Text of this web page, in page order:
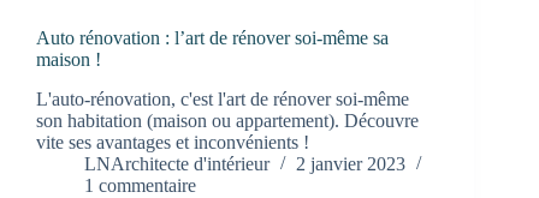
Auto rénovation : l’art de rénover soi-même sa
maison !
L'auto-rénovation, c'est l'art de rénover soi-même
son habitation (maison ou appartement). Découvre
vite ses avantages et inconvénients !
LNArchitecte d'intérieur
2 janvier 2023
1 commentaire